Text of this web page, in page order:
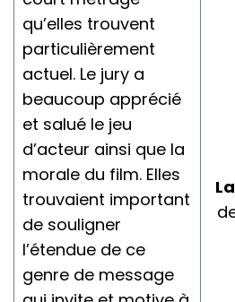
qu’elles trouvent
particulièrement
actuel. Le jury a
beaucoup apprécié
et salué le jeu
d’acteur ainsi que la
morale du film. Elles
trouvaient important
de souligner
l’étendue de ce
genre de message